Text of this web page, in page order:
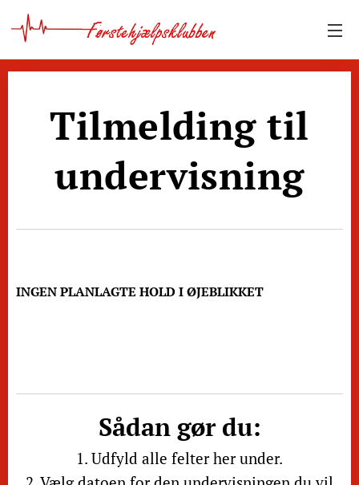
Tilmelding til
undervisning
INGEN PLANLAGTE HOLD I ØJEBLIKKET
Sådan gør du:
1. Udfyld alle felter her under.